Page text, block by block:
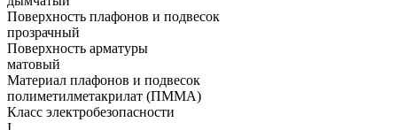
Поверхность плафонов и подвесок
прозрачный
Поверхность арматуры
матовый
Материал плафонов и подвесок
полиметилметакрилат (ПММА)
Класс электробезопасности